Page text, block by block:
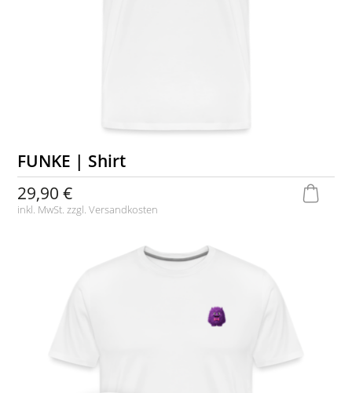
FUNKE | Shirt
29,90 €
inkl. MwSt. zzgl.Versandkosten